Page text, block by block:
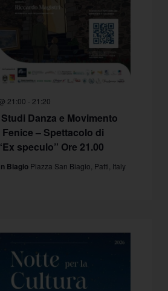
Danza e Movimento
– Spettacolo di
speculo” Ore 21.00
21:00 - 21:20
Biagio Piazza San Biagio, Patti, Italy